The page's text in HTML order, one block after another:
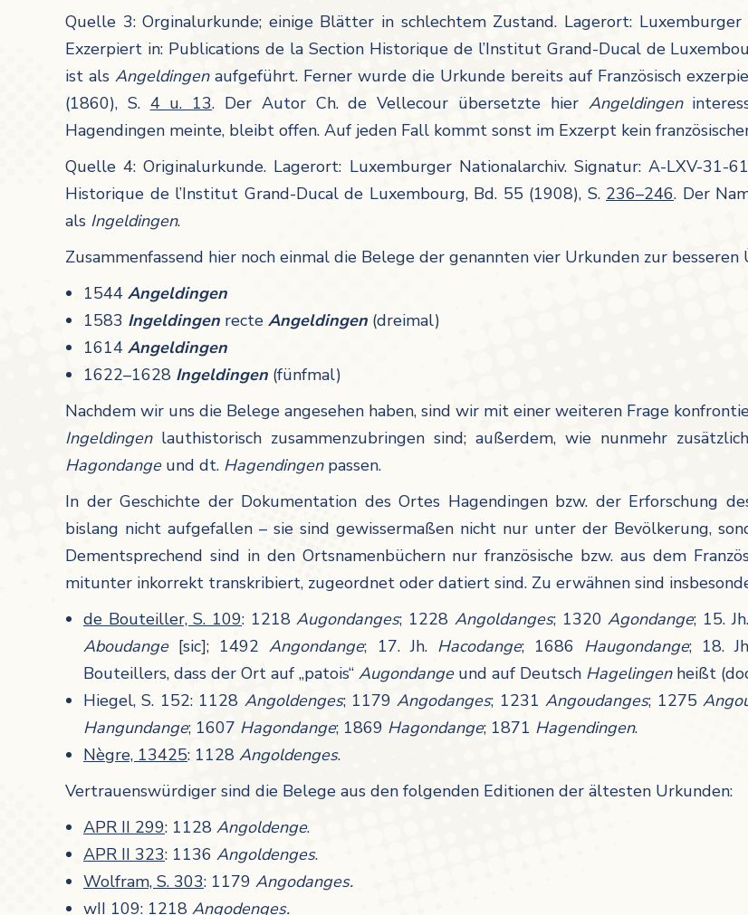
Quelle 3: Orginalurkunde; einige Blätter in schlechtem Zustand. Lagerort:
Exzerpiert in: Publications de la Section Historique de l’Institut Grand-Ducal de
ist als Angeldingen aufgeführt. Ferner wurde die Urkunde bereits auf Französisch
(1860), S. 4 u. 13. Der Autor Ch. de Vellecour übersetzte hier Angeldingen
Hagendingen meinte, bleibt offen. Auf jeden Fall kommt sonst im Exzerpt kein
Quelle 4: Originalurkunde. Lagerort: Luxemburger Nationalarchiv. Signatur: A-LXV-
Historique de l’Institut Grand-Ducal de Luxembourg, Bd. 55 (1908), S. 236–246. Der
als Ingeldingen.
Zusammenfassend hier noch einmal die Belege der genannten vier Urkunden zur besseren
1544 Angeldingen
1583 Ingeldingen recte Angeldingen (dreimal)
1614 Angeldingen
1622–1628 Ingeldingen (fünfmal)
Nachdem wir uns die Belege angesehen haben, sind wir mit einer weiteren Frage
Ingeldingen lauthistorisch zusammenzubringen sind; außerdem, wie nunmehr
Hagondange und dt. Hagendingen passen.
In der Geschichte der Dokumentation des Ortes Hagendingen bzw. der Erforschung
bislang nicht aufgefallen – sie sind gewissermaßen nicht nur unter der Bevölkerung,
Dementsprechend sind in den Ortsnamenbüchern nur französische bzw. aus dem
mitunter inkorrekt transkribiert, zugeordnet oder datiert sind. Zu erwähnen sind
de Bouteiller, S. 109: 1218Augondanges; 1228 Angoldanges; 1320Agondange; 15.
Aboudange[sic]; 1492Angondange; 17. Jh. Hacodange; 1686 Haugondange; 18.
Bouteillers, dass der Ort auf „patois“ Augondange und auf Deutsch Hagelingen heißt
Hiegel, S. 152: 1128 Angoldenges; 1179Angodanges; 1231Angoudanges; 1275
Hangundange; 1607 Hagondange; 1869 Hagondange; 1871 Hagendingen.
Nègre, 13425: 1128 Angoldenges.
Vertrauenswürdiger sind die Belege aus den folgenden Editionen der ältesten Urkunden:
APR II 299: 1128 Angoldenge.
APR II 323: 1136 Angoldenges.
Wolfram, S. 303: 1179 Angodanges.
wII 109: 1218 Angodenges.